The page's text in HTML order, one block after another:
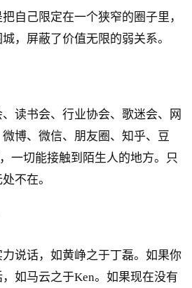
自己限定在一个狭窄的圈子里，
，屏蔽了价值无限的弱关系。
读书会、行业协会、歌迷会、网
博、微信、朋友圈、知乎、豆
一切能接触到陌生人的地方。只
不在。
说话，如黄峥之于丁磊。如果你
如马云之于Ken。如果现在没有